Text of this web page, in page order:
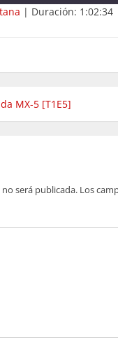
| Duración: 1:02:34
MX-5 [T1E5]
será publicada. Los